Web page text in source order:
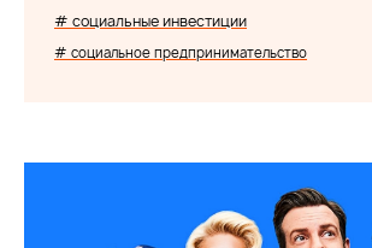
# социальные инвестиции
# социальное предпринимательство